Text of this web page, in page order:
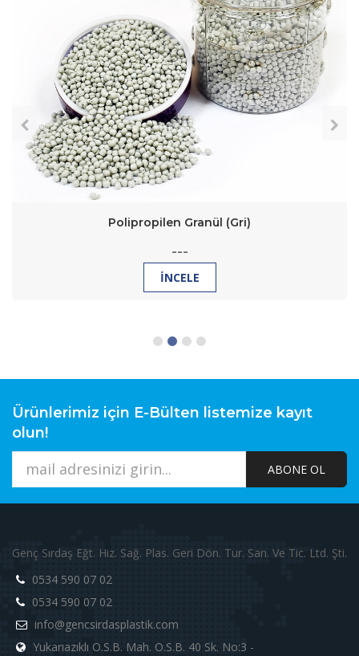
Polipropilen Granül (Gri)
---
İNCELE
Ürünlerimiz için E-Bülten listemize kayıt
olun!
ABONE OL
Genç Sırdaş Eğt. Hiz. Sağ. Plas. Geri Dön. Tur. San. Ve Tic. Ltd. Şti.
0534 590 07 02
0534 590 07 02
info@gencsirdasplastik.com
Yukarıazıklı O.S.B. Mah. O.S.B. 40 Sk. No:3 -